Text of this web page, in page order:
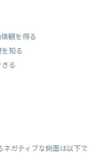
観を得る
知る
る
ガティブな側面は以下で